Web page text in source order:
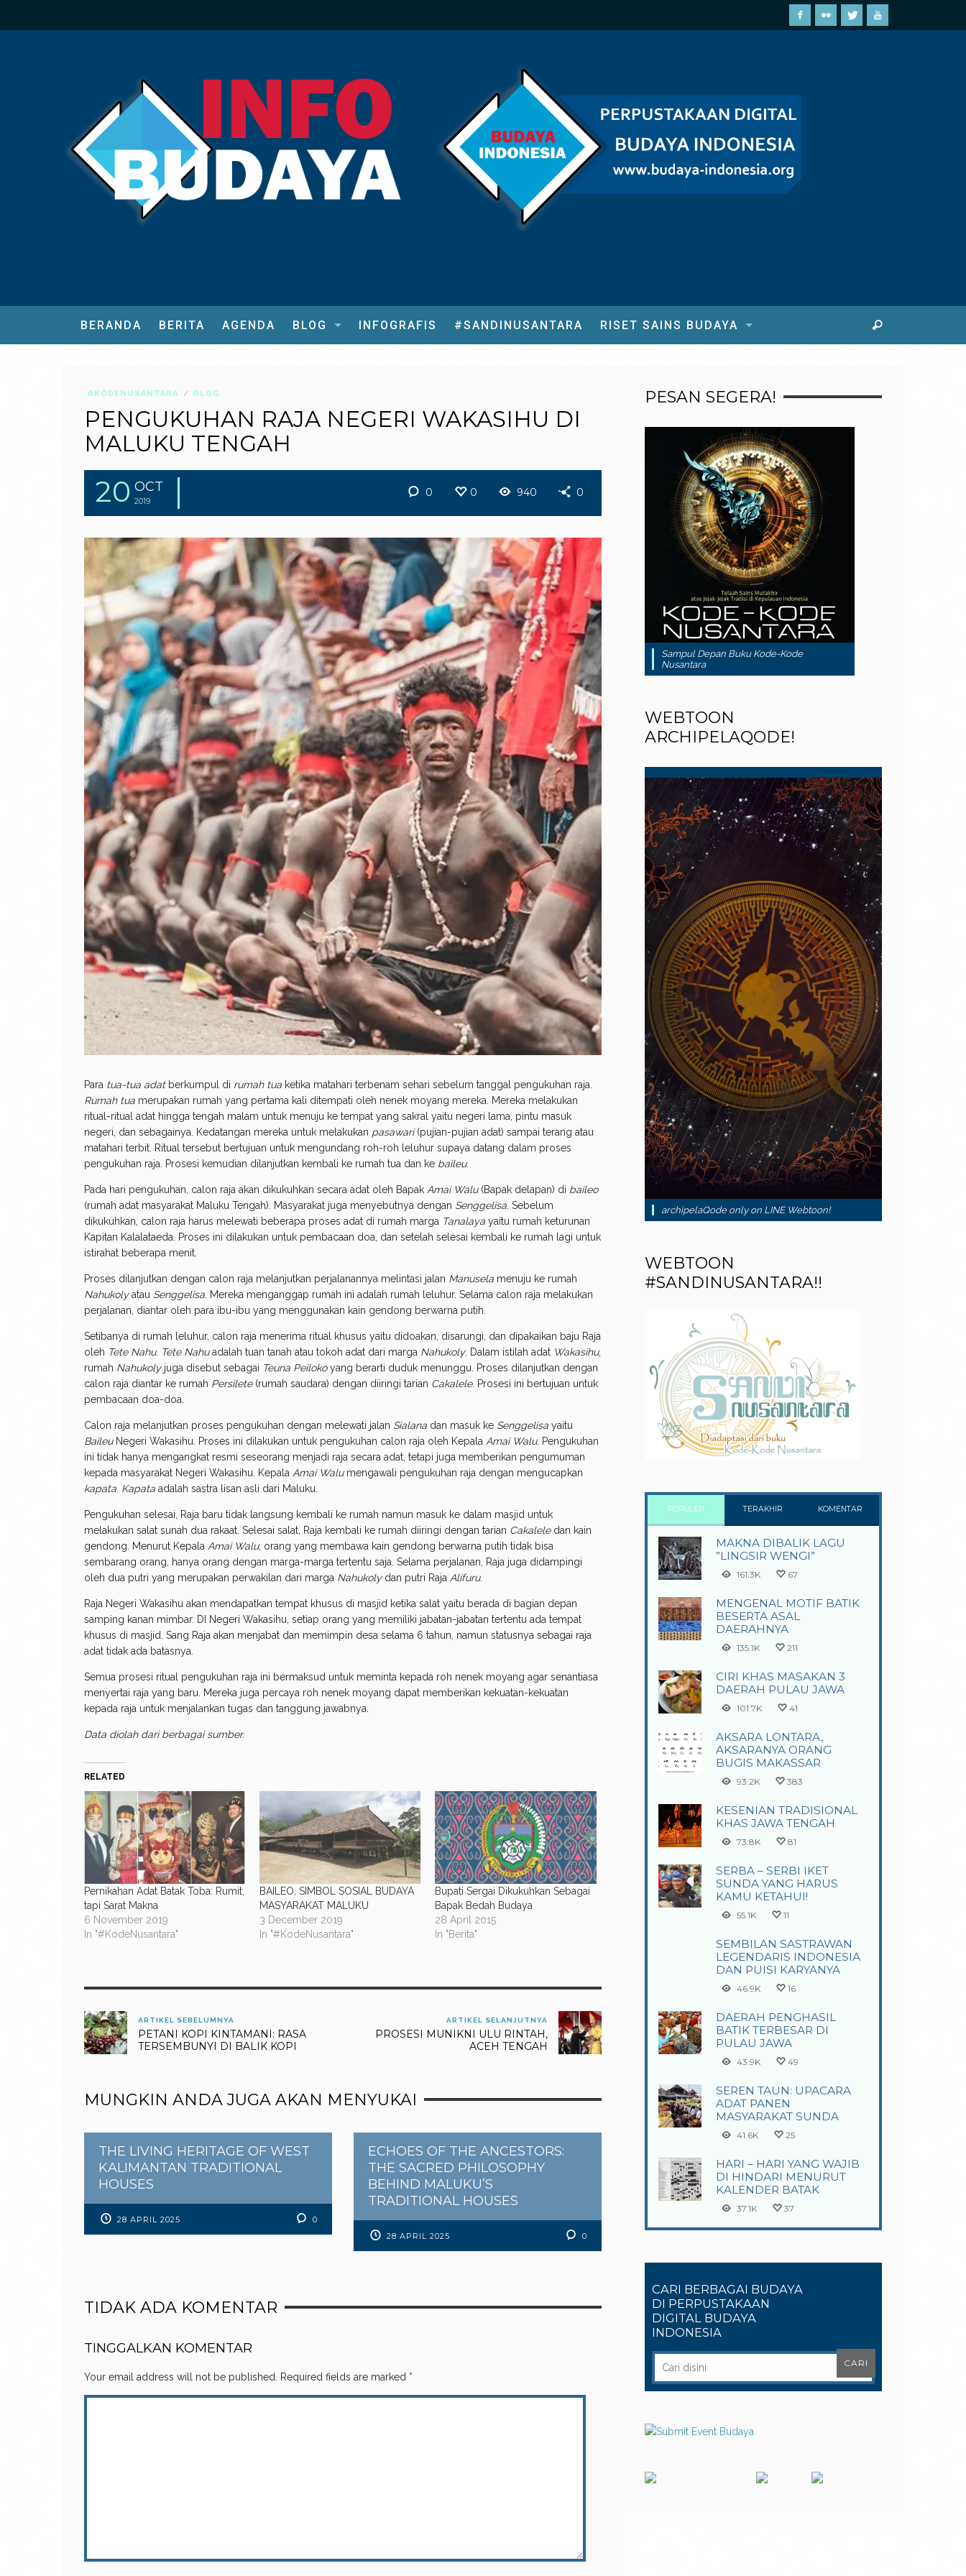
BERANDA BERITA AGENDA BLOG INFOGRAFIS #SANDINUSANTARA RISET SAINS BUDAYA
#KODENUSANTARA BLOG
PENGUKUHAN RAJA NEGERI WAKASIHU DI
MALUKU TENGAH
20 OCT
2019
0 0 940 0
Para tua-tua adatberkumpul di rumah tua ketika matahari terbenam sehari sebelum tanggal pengukuhan raja.
Rumah tua merupakan rumah yang pertama kali ditempati oleh nenek moyang mereka. Mereka melakukan
ritual-ritual adat hingga tengah malam untuk menuju ke tempat yang sakral yaitu negeri lama, pintu masuk
negeri, dan sebagainya. Kedatangan mereka untuk melakukan pasawari(pujian-pujian adat) sampai terang atau
matahari terbit. Ritual tersebut bertujuan untuk mengundang roh-roh leluhur supaya datang dalam proses
pengukuhan raja. Prosesi kemudian dilanjutkan kembali ke rumah tua dan ke baileu.
Pada hari pengukuhan, calon raja akan dikukuhkan secara adat oleh Bapak Amai Walu(Bapak delapan) di baileo
(rumah adat masyarakat Maluku Tengah). Masyarakat juga menyebutnya dengan Senggelisa. Sebelum
dikukuhkan, calon raja harus melewati beberapa proses adat di rumah marga Tanalaya yaitu rumah keturunan
Kapitan Kalalataeda. Proses ini dilakukan untuk pembacaan doa, dan setelah selesai kembali ke rumah lagi untuk
istirahat beberapa menit.
Proses dilanjutkan dengan calon raja melanjutkan perjalanannya melintasi jalan Manusela menuju ke rumah
Nahukolyatau Senggelisa. Mereka menganggap rumah ini adalah rumah leluhur. Selama calon raja melakukan
perjalanan, diantar oleh para ibu-ibu yang menggunakan kain gendong berwarna putih.
Setibanya di rumah leluhur, calon raja menerima ritual khusus yaitu didoakan, disarungi, dan dipakaikan baju Raja
oleh Tete Nahu. Tete Nahuadalah tuan tanah atau tokoh adat dari marga Nahukoly. Dalam istilah adat Wakasihu,
rumah Nahukolyjuga disebut sebagai Teuna Peilokoyang berarti duduk menunggu. Proses dilanjutkan dengan
calon raja diantar ke rumah Persilete(rumah saudara) dengan diiringi tarian Cakalele. Prosesi ini bertujuan untuk
pembacaan doa-doa.
Calon raja melanjutkan proses pengukuhan dengan melewati jalan Sialana dan masuk ke Senggelisa yaitu
BaileuNegeri Wakasihu. Proses ini dilakukan untuk pengukuhan calon raja oleh Kepala Amai Walu. Pengukuhan
ini tidak hanya mengangkat resmi seseorang menjadi raja secara adat, tetapi juga memberikan pengumuman
kepada masyarakat Negeri Wakasihu. Kepala Amai Walumengawali pengukuhan raja dengan mengucapkan
kapata. Kapata adalah sastra lisan asli dari Maluku.
Pengukuhan selesai, Raja baru tidak langsung kembali ke rumah namun masuk ke dalam masjid untuk
melakukan salat sunah dua rakaat. Selesai salat, Raja kembali ke rumah diiringi dengan tarian Cakaleledan kain
gendong. Menurut Kepala Amai Walu, orang yang membawa kain gendong berwarna putih tidak bisa
sembarang orang, hanya orang dengan marga-marga tertentu saja. Selama perjalanan, Raja juga didampingi
oleh dua putri yang merupakan perwakilan dari marga Nahukolydan putri Raja Alifuru.
Raja Negeri Wakasihu akan mendapatkan tempat khusus di masjid ketika salat yaitu berada di bagian depan
samping kanan mimbar. DI Negeri Wakasihu, setiap orang yang memiliki jabatan-jabatan tertentu ada tempat
khusus di masjid. Sang Raja akan menjabat dan memimpin desa selama 6 tahun, namun statusnya sebagai raja
adat tidak ada batasnya.
Semua prosesi ritual pengukuhan raja ini bermaksud untuk meminta kepada roh nenek moyang agar senantiasa
menyertai raja yang baru. Mereka juga percaya roh nenek moyang dapat memberikan kekuatan-kekuatan
kepada raja untuk menjalankan tugas dan tanggung jawabnya.
Data diolah dari berbagai sumber.
RELATED
Pernikahan Adat Batak Toba: Rumit,
tapi Sarat Makna
6 November 2019
In "#KodeNusantara"
BAILEO, SIMBOL SOSIAL BUDAYA
MASYARAKAT MALUKU
3 December 2019
In "#KodeNusantara"
Bupati Sergai Dikukuhkan Sebagai
Bapak Bedah Budaya
28 April 2015
In "Berita"
ARTIKEL SEBELUMNYA
PETANI KOPI KINTAMANI: RASA
TERSEMBUNYI DI BALIK KOPI
ARTIKEL SELANJUTNYA
PROSESI MUNIKNI ULU RINTAH,
ACEH TENGAH
MUNGKIN ANDA JUGA AKAN MENYUKAI
THE LIVING HERITAGE OF WEST
KALIMANTAN TRADITIONAL
HOUSES
28 APRIL 2025 0
ECHOES OF THE ANCESTORS:
THE SACRED PHILOSOPHY
BEHIND MALUKU’S
TRADITIONAL HOUSES
28 APRIL 2025 0
TIDAK ADA KOMENTAR
TINGGALKAN KOMENTAR
Your email address will not be published. Required fields are marked *
PESAN SEGERA!
Sampul Depan Buku Kode-Kode
Nusantara
WEBTOON
ARCHIPELAQODE!
archipelaQode only on LINE Webtoon!
WEBTOON
#SANDINUSANTARA!!
POPULER TERAKHIR KOMENTAR
MAKNA DIBALIK LAGU
”LINGSIR WENGI”
161.3K 67
MENGENAL MOTIF BATIK
BESERTA ASAL
DAERAHNYA
135.1K 211
CIRI KHAS MASAKAN 3
DAERAH PULAU JAWA
101.7K 41
AKSARA LONTARA,
AKSARANYA ORANG
BUGIS MAKASSAR
93.2K 383
KESENIAN TRADISIONAL
KHAS JAWA TENGAH
73.8K 81
SERBA – SERBI IKET
SUNDA YANG HARUS
KAMU KETAHUI!
55.1K 11
SEMBILAN SASTRAWAN
LEGENDARIS INDONESIA
DAN PUISI KARYANYA
46.9K 16
DAERAH PENGHASIL
BATIK TERBESAR DI
PULAU JAWA
43.9K 49
SEREN TAUN: UPACARA
ADAT PANEN
MASYARAKAT SUNDA
41.6K 25
HARI – HARI YANG WAJIB
DI HINDARI MENURUT
KALENDER BATAK
37.1K 37
CARI BERBAGAI BUDAYA
DI PERPUSTAKAAN
DIGITAL BUDAYA
INDONESIA